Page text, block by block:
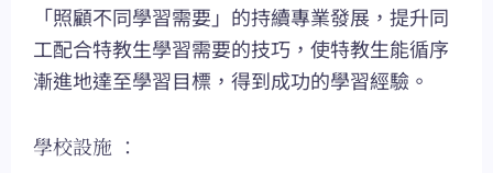
「照顧不同學習需要」的持續專業發展，提升同
工配合特教生學習需要的技巧，使特教生能循序
漸進地達至學習目標，得到成功的學習經驗。
學校設施 ：